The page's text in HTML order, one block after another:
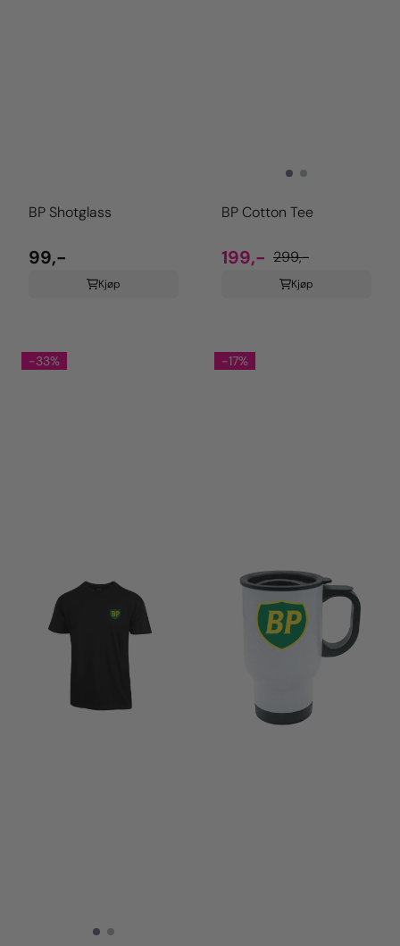
BP Shotglass
99,-
Kjøp
BP Cotton Tee
199,- 299,-
Kjøp
-33% -17%